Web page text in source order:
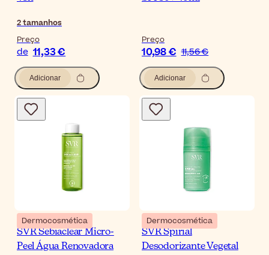
2tamanhos
Preço
de 11,33 €
Adicionar
Preço
10,98 € 11,56 €
Adicionar
Dermocosmética
SVR Sebiaclear Micro-
Peel Água Renovadora
Dermocosmética
SVR Spirial
Desodorizante Vegetal